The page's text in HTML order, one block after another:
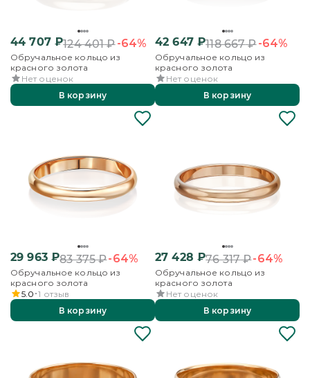
44 707₽124 401₽-64%
Обручальное кольцо из
красного золота
Нет оценок
В корзину
42 647₽118 667₽-64%
Обручальное кольцо из
красного золота
Нет оценок
В корзину
29 963₽83 375₽-64%
Обручальное кольцо из
красного золота
5.0 1 отзыв
В корзину
27 428 ₽76 317₽-64%
Обручальное кольцо из
красного золота
Нет оценок
В корзину